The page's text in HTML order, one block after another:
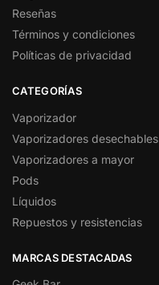
Reseñas
Términos y condiciones
Políticas de privacidad
CATEGORÍAS
Vaporizador
Vaporizadores desechables
Vaporizadores a mayor
Pods
Líquidos
Repuestos y resistencias
MARCAS DESTACADAS